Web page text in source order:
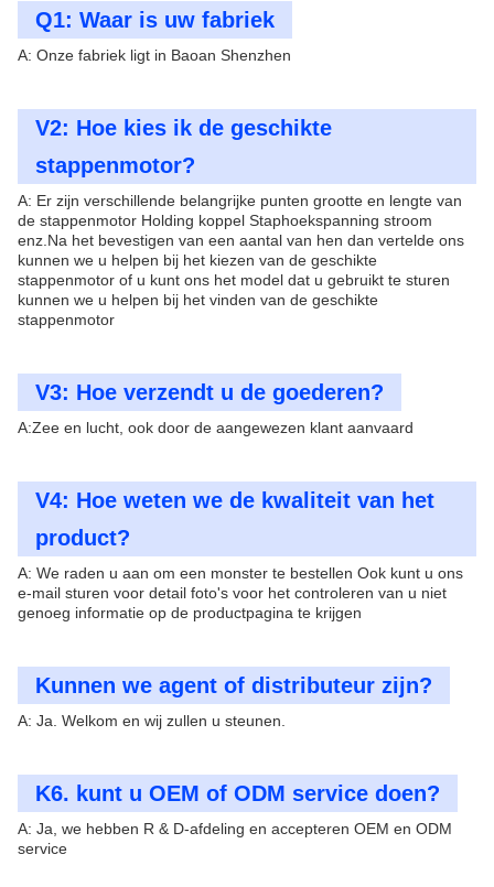
Q1: Waar is uw fabriek
A: Onze fabriek ligt in Baoan Shenzhen
V2: Hoe kies ik de geschikte
stappenmotor?
A: Er zijn verschillende belangrijke punten grootte en lengte van
de stappenmotor Holding koppel Staphoekspanning stroom
enz.Na het bevestigen van een aantal van hen dan vertelde ons
kunnen we u helpen bij het kiezen van de geschikte
stappenmotor of u kunt ons het model dat u gebruikt te sturen
kunnen we u helpen bij het vinden van de geschikte
stappenmotor
V3: Hoe verzendt u de goederen?
A:Zee en lucht, ook door de aangewezen klant aanvaard
V4: Hoe weten we de kwaliteit van het
product?
A: We raden u aan om een monster te bestellen Ook kunt u ons
e-mail sturen voor detail foto's voor het controleren van u niet
genoeg informatie op de productpagina te krijgen
Kunnen we agent of distributeur zijn?
A: Ja. Welkom en wij zullen u steunen.
K6. kunt u OEM of ODM service doen?
A: Ja, we hebben R & D-afdeling en accepteren OEM en ODM
service